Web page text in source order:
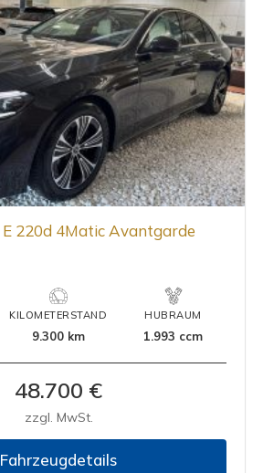
E 220d 4Matic Avantgarde
KILOMETERSTAND
9.300 km
HUBRAUM
1.993 ccm
48.700 €
zzgl. MwSt.
Fahrzeugdetails